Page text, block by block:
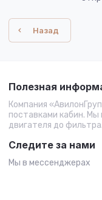
Назад
Полезная
Компания
поставками кабин.
двигателя до фильтра.
Следите за нами
Мы в мессенджерах